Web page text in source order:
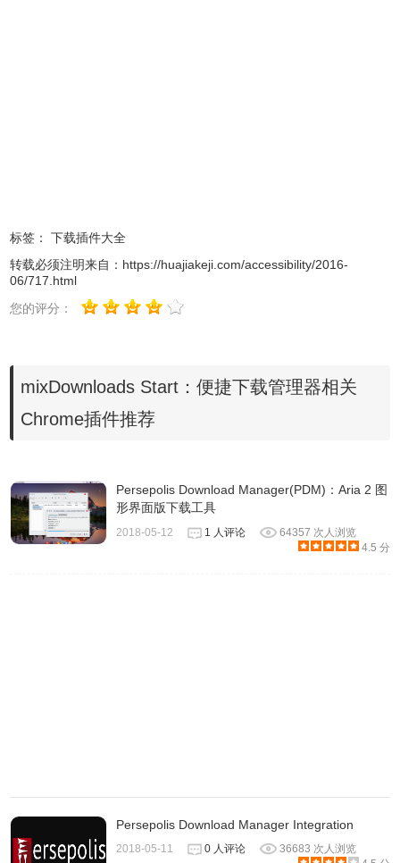
4.点击新标签页中的下载按钮，就可以查看下载的详细信
息，还可以进行相关的操作，如图所示：
mixDownloads Start的联系方式
标签：
下载插件大全
转载必须注明来自： https://huajiakeji.com/accessibility/2016-
06/717.html
您的评分：
mixDownloads Start：便捷下载管理器相关
Chrome插件推荐
Persepolis Download Manager(PDM)：Aria 2 图
形界面版下载工具
2018-05-12 1 人评论
64357 次人浏览
4.5 分
Persepolis Download Manager Integration
2018-05-11 0 人评论
36683 次人浏览